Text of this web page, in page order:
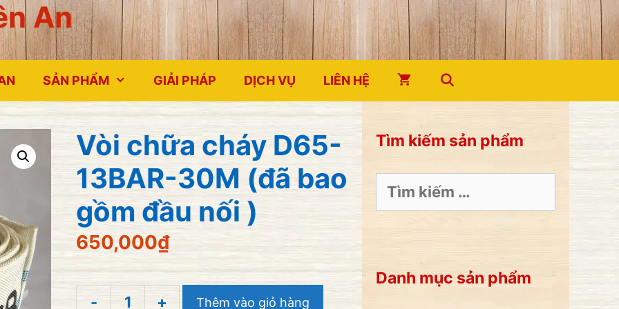
An
SẢN PHẨM GIẢI PHÁP DỊCH VỤ LIÊN HỆ
Vòi chữa cháy D65-
13BAR-30M (đã bao
gồm đầu nối )
650,000₫
- + Thêm vào giỏ hàng
Tìm kiếm sản phẩm
kiếm
cho:
Danh mục sản phẩm